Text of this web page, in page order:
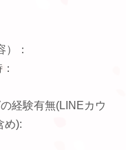
：
経験有無(LINEカウ
め):